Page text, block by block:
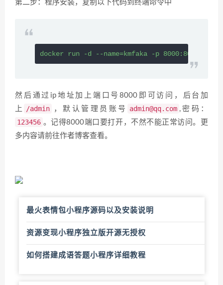
第二步：程序安装， 复制以下代码到终端命令中
docker run -d --name=kmfaka -p 8000:8000
然后通过ip地址加上端口号8000即可访问，后台加
上
/admin ，默认管理员账号 admin@qq.com ,密码：
123456 。记得8000端口要打开，不然不能正常访问。更
多内容请前往作者博客查看。
最火表情包小程序源码以及安装说明
资源变现小程序独立版开源无授权
如何搭建成语答题小程序详细教程